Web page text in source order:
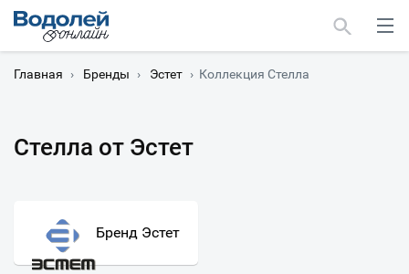
Главная › Бренды › Эстет › Коллекция Стелла
Стелла от Эстет
Бренд Эстет